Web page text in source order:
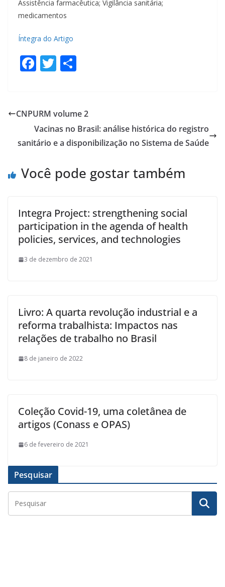
Assistência farmacêutica; Vigilância sanitária;
medicamentos
Íntegra do Artigo
F
b
o
o
T
er e
CNPURM volume 2
Vacinas no Brasil: análise histórica do registro
sanitário e a disponibilização no Sistema de Saúde
Você pode gostar também
Integra Project: strengthening social
participation in the agenda of health
policies, services, and technologies
3 de dezembro de 2021
Livro: A quarta revolução industrial e a
reforma trabalhista: Impactos nas
relações de trabalho no Brasil
8 de janeiro de 2022
Coleção Covid-19, uma coletânea de
artigos (Conass e OPAS)
6 de fevereiro de 2021
Pesquisar